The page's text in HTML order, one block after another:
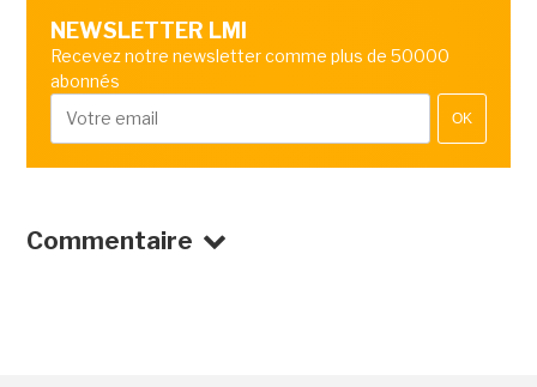
NEWSLETTER LMI
Recevez notre newsletter comme plus de 50000
abonnés
OK
Commentaire